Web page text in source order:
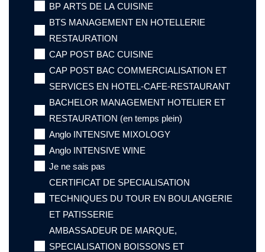
BP ARTS DE LA CUISINE
BTS MANAGEMENT EN HOTELLERIE
RESTAURATION
CAP POST BAC CUISINE
CAP POST BAC COMMERCIALISATION ET
SERVICES EN HOTEL-CAFE-RESTAURANT
BACHELOR MANAGEMENT HOTELIER ET
RESTAURATION (en temps plein)
Anglo INTENSIVE MIXOLOGY
Anglo INTENSIVE WINE
Je ne sais pas
CERTIFICAT DE SPECIALISATION
TECHNIQUES DU TOUR EN BOULANGERIE
ET PATISSERIE
AMBASSADEUR DE MARQUE,
SPECIALISATION BOISSONS ET